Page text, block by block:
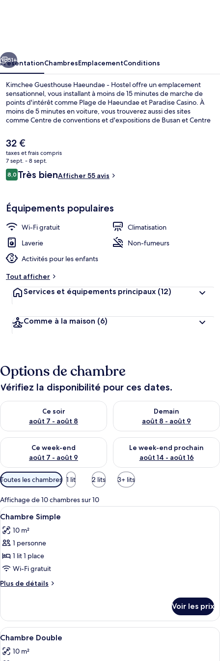
Hostel
Suivant
51+
PrésentationChambresEmplacementConditions
Kimchee Guesthouse Haeundae - Hostel offre un emplacement
sensationnel, vous installant à moins de 15 minutes de marche de
points d'intérêt comme Plage de Haeundae et Paradise Casino. À
moins de 5 minutes en voiture, vous trouverez aussi des sites
comme Centre de conventions et d'expositions de Busan et Centre
à une courte distance à pied : Station Haeundae est à 6 min et
Station Dongbaeg, à 13 min.
Le
prix
actuel
est
de
32 €
taxes et frais compris
7 sept. - 8 sept.
Avis
voyageurs
8,08,0 sur 10
Très bienAfficher 55 avis
Équipements populaires
Wi-Fi gratuit
Climatisation
Laverie
Non-fumeurs
Activités pour les enfants
Tout afficher
Services et équipements principaux (12)
Comme à la maison (6)
Options de chambre
Vérifiez la disponibilité pour ces dates.
Ce soir
août 7 - août 8
Vérifier la disponibilité pour ce soir août 7 - août 8
Demain
août 8 - août 9
Vérifier la disponibilité pour
Ce week-end
août 7 - août 9
Vérifier la disponibilité pour ce week-end août 7 - août 9
Le week-end prochain
août 14 - août 16
Vérifier la disponibilité pour
Filtres
disponibles
pour
les
chambres
Toutes les chambres 1 lit 2 lits 3+ lits
Affichage de 10 chambres sur 10
Afficher
toutes
les
photos
pour
ce
type
de
Chambre
Simple
Une chambre à coucher avec un lit
8
Chambre Simple
10 m²
1 personne
1 lit 1 place
Wi-Fi gratuit
Plus de détails
Plus
le
type
de
Chambre
Voir les prix
Afficher
toutes
les
Rideaux occultants, chambres
8
Chambre Double
10 m²